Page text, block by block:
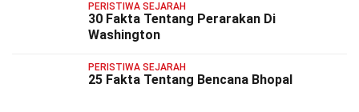
PERISTIWA SEJARAH
30 Fakta Tentang Perarakan Di
Washington
PERISTIWA SEJARAH
25 Fakta Tentang Bencana Bhopal